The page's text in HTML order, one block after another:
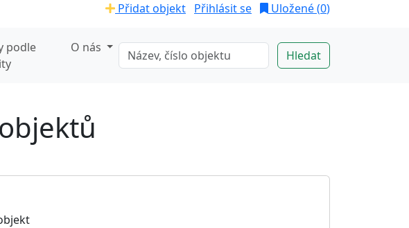
Přidat objekt Přihlásit se Uložené (0)
podle
O nás